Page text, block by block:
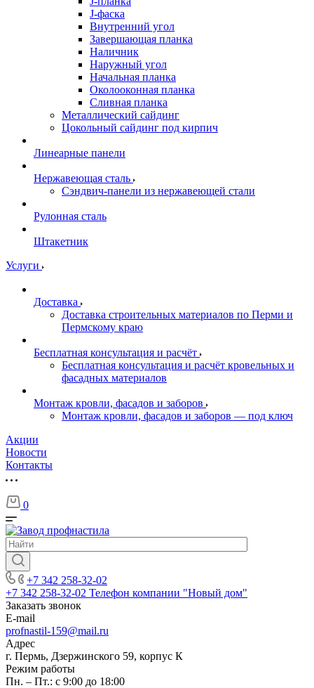
J-фаска
Внутренний угол
Завершающая планка
Наличник
Наружный угол
Начальная планка
Околооконная планка
Сливная планка
Металлический сайдинг
Цокольный сайдинг под кирпич
Линеарные панели
Нержавеющая сталь
Сэндвич-панели из нержавеющей стали
Рулонная сталь
Штакетник
Услуги
Доставка
Доставка строительных материалов по Перми и
Пермскому краю
Бесплатная консультация и расчёт
Бесплатная консультация и расчёт кровельных и
фасадных материалов
Монтаж кровли, фасадов и заборов
Монтаж кровли, фасадов и заборов — под ключ
Акции
Новости
Контакты
0
+7 342 258-32-02
+7 342 258-32-02 Телефон компании "Новый дом"
Заказать звонок
E-mail
profnastil-159@mail.ru
Адрес
г. Пермь, Дзержинского 59, корпус К
Режим работы
Пн. – Пт.: с 9:00 до 18:00